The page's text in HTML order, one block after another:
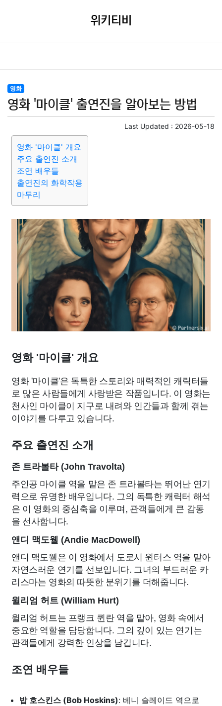
위키티비
영화
영화 '마이클' 출연진을 알아보는 방법
Last Updated : 2026-05-18
영화 '마이클' 개요
주요 출연진 소개
조연 배우들
출연진의 화학작용
마무리
영화 '마이클' 개요
영화 '마이클'은 독특한 스토리와 매력적인 캐릭터들
로 많은 사람들에게 사랑받은 작품입니다. 이 영화는
천사인 마이클이 지구로 내려와 인간들과 함께 겪는
이야기를 다루고 있습니다.
주요 출연진 소개
존 트라볼타 (John Travolta)
주인공 마이클 역을 맡은 존 트라볼타는 뛰어난 연기
력으로 유명한 배우입니다. 그의 독특한 캐릭터 해석
은 이 영화의 중심축을 이루며, 관객들에게 큰 감동
을 선사합니다.
앤디 맥도웰 (Andie MacDowell)
앤디 맥도웰은 이 영화에서 도로시 윈터스 역을 맡아
자연스러운 연기를 선보입니다. 그녀의 부드러운 카
리스마는 영화의 따뜻한 분위기를 더해줍니다.
윌리엄 허트 (William Hurt)
윌리엄 허트는 프랭크 퀸란 역을 맡아, 영화 속에서
중요한 역할을 담당합니다. 그의 깊이 있는 연기는
관객들에게 강력한 인상을 남깁니다.
조연 배우들
밥 호스킨스 (Bob Hoskins): 베니 슬레이드 역으로